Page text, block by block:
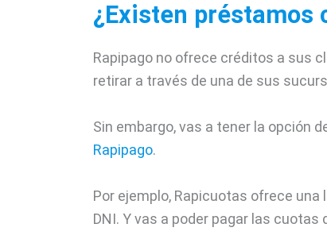
¿Existen préstamos
Rapipago no ofrece créditos a sus
retirar a través de una de sus
Sin embargo, vas a tener la opción
Rapipago.
Por ejemplo, Rapicuotas ofrece
DNI. Y vas a poder pagar las